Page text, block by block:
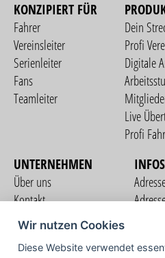
KONZIPIERT FÜR
Fahrer
Vereinsleiter
Serienleiter
Fans
Teamleiter
Dein
Profi
Digitale
Live
Profi
UNTERNEHMEN
Über uns
Kontakt
Nutzungsbedingungen
Datenschutzerklärung
Impressum
INFOS
Wir nutzen Cookies
Diese Website verwendet